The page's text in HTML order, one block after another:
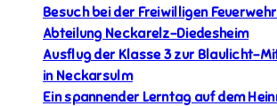
Besuch bei der Freiwilligen
Abteilung Neckarelz-Diedesheim
Ausflug der Klasse 3 zur Blaulicht-
in Neckarsulm
Ein spannender Lerntag auf dem